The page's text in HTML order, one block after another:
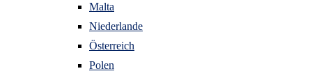
Malta
Niederlande
Österreich
Polen